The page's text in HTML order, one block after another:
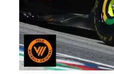
tra
Velo
e
McLaren